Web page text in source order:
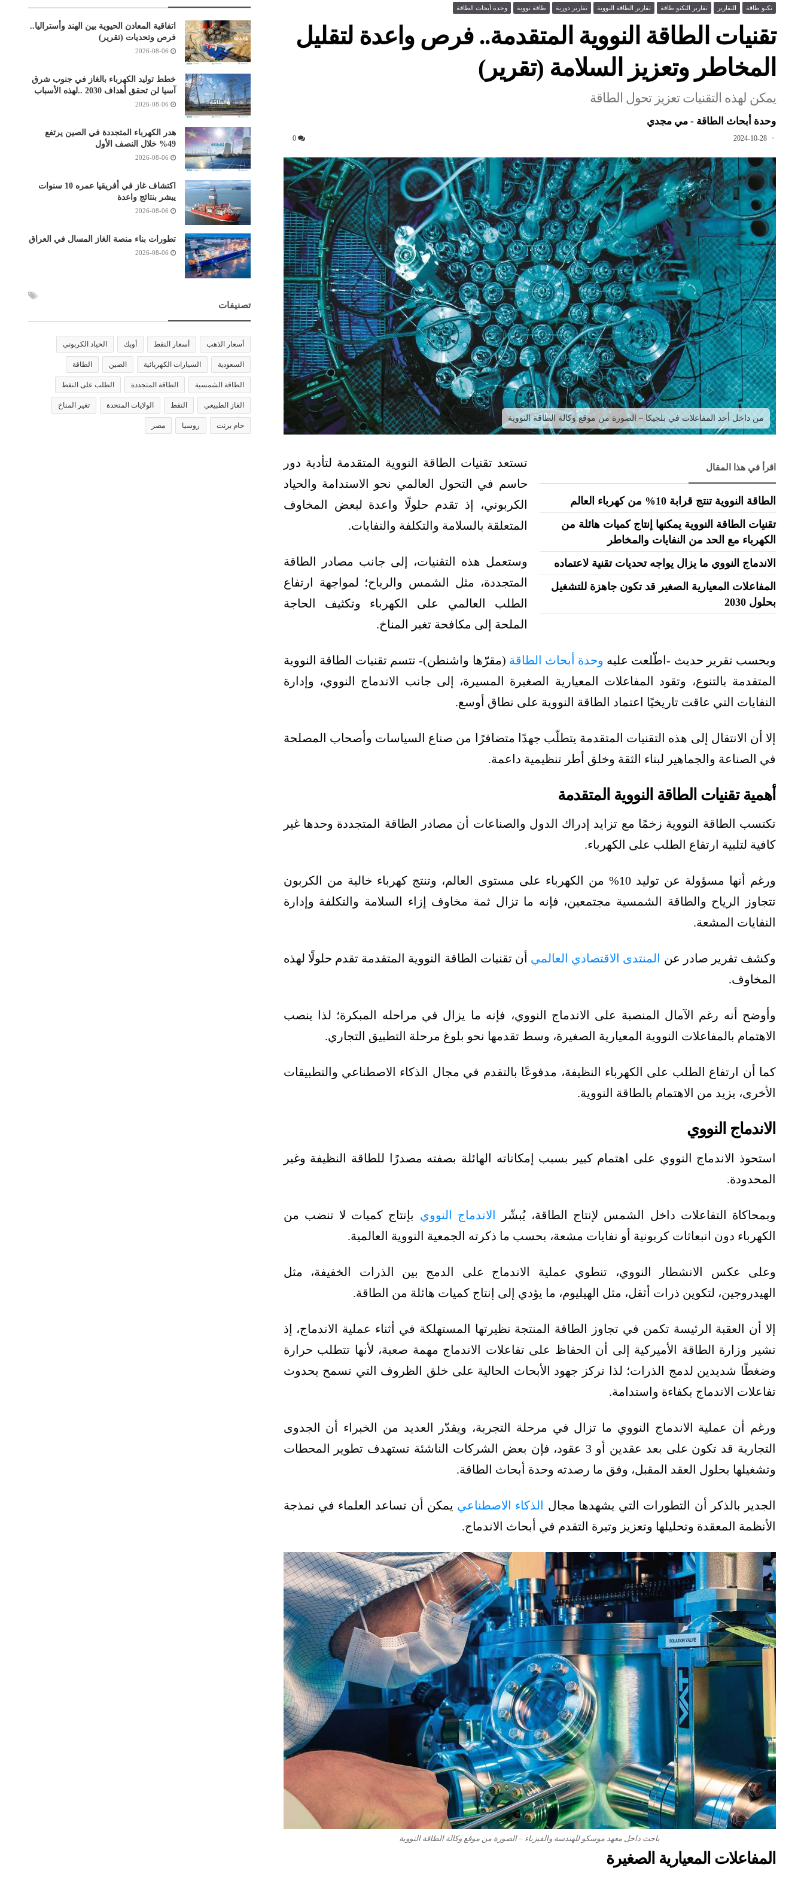
تكنو طاقة التقارير تقارير التكنو طاقة تقارير الطاقة النووية تقارير دورية طاقة نووية وحدة أبحاث الطاقة
تقنيات الطاقة النووية المتقدمة.. فرص واعدة لتقليل
المخاطر وتعزيز السلامة (تقرير)
يمكن لهذه التقنيات تعزيز تحول الطاقة
وحدة أبحاث الطاقة - مي مجدي
2024-10-28
0
من داخل أحد المفاعلات في بلجيكا – الصورة من موقع وكالة الطاقة النووية
اقرأ في هذا المقال
الطاقة النووية تنتج قرابة 10% من كهرباء العالم
تقنيات الطاقة النووية يمكنها إنتاج كميات هائلة من
الكهرباء مع الحد من النفايات والمخاطر
الاندماج النووي ما يزال يواجه تحديات تقنية لاعتماده
المفاعلات المعيارية الصغير قد تكون جاهزة للتشغيل
بحلول 2030
تستعد تقنيات الطاقة النووية المتقدمة لتأدية دور
حاسم في التحول العالمي نحو الاستدامة والحياد
الكربوني، إذ تقدم حلولًا واعدة لبعض المخاوف
المتعلقة بالسلامة والتكلفة والنفايات.
وستعمل هذه التقنيات، إلى جانب مصادر الطاقة
المتجددة، مثل الشمس والرياح؛ لمواجهة ارتفاع
الطلب العالمي على الكهرباء وتكثيف الحاجة
الملحة إلى مكافحة تغير المناخ.
وبحسب تقرير حديث -اطّلعت عليه وحدة أبحاث الطاقة (مقرّها واشنطن)- تتسم تقنيات الطاقة النووية
المتقدمة بالتنوع، وتقود المفاعلات المعيارية الصغيرة المسيرة، إلى جانب الاندماج النووي، وإدارة
النفايات التي عاقت تاريخيًا اعتماد الطاقة النووية على نطاق أوسع.
إلا أن الانتقال إلى هذه التقنيات المتقدمة يتطلّب جهدًا متضافرًا من صناع السياسات وأصحاب المصلحة
في الصناعة والجماهير لبناء الثقة وخلق أطر تنظيمية داعمة.
أهمية تقنيات الطاقة النووية المتقدمة
تكتسب الطاقة النووية زخمًا مع تزايد إدراك الدول والصناعات أن مصادر الطاقة المتجددة وحدها غير
كافية لتلبية ارتفاع الطلب على الكهرباء.
ورغم أنها مسؤولة عن توليد 10% من الكهرباء على مستوى العالم، وتنتج كهرباء خالية من الكربون
تتجاوز الرياح والطاقة الشمسية مجتمعين، فإنه ما تزال ثمة مخاوف إزاء السلامة والتكلفة وإدارة
النفايات المشعة.
وكشف تقرير صادر عن المنتدى الاقتصادي العالمي أن تقنيات الطاقة النووية المتقدمة تقدم حلولًا لهذه
المخاوف.
وأوضح أنه رغم الآمال المنصبة على الاندماج النووي، فإنه ما يزال في مراحله المبكرة؛ لذا ينصب
الاهتمام بالمفاعلات النووية المعيارية الصغيرة، وسط تقدمها نحو بلوغ مرحلة التطبيق التجاري.
كما أن ارتفاع الطلب على الكهرباء النظيفة، مدفوعًا بالتقدم في مجال الذكاء الاصطناعي والتطبيقات
الأخرى، يزيد من الاهتمام بالطاقة النووية.
الاندماج النووي
استحوذ الاندماج النووي على اهتمام كبير بسبب إمكاناته الهائلة بصفته مصدرًا للطاقة النظيفة وغير
المحدودة.
وبمحاكاة التفاعلات داخل الشمس لإنتاج الطاقة، يُبشّر الاندماج النووي بإنتاج كميات لا تنضب من
الكهرباء دون انبعاثات كربونية أو نفايات مشعة، بحسب ما ذكرته الجمعية النووية العالمية.
وعلى عكس الانشطار النووي، تنطوي عملية الاندماج على الدمج بين الذرات الخفيفة، مثل
الهيدروجين، لتكوين ذرات أثقل، مثل الهيليوم، ما يؤدي إلى إنتاج كميات هائلة من الطاقة.
إلا أن العقبة الرئيسة تكمن في تجاوز الطاقة المنتجة نظيرتها المستهلكة في أثناء عملية الاندماج، إذ
تشير وزارة الطاقة الأميركية إلى أن الحفاظ على تفاعلات الاندماج مهمة صعبة، لأنها تتطلب حرارة
وضغطًا شديدين لدمج الذرات؛ لذا تركز جهود الأبحاث الحالية على خلق الظروف التي تسمح بحدوث
تفاعلات الاندماج بكفاءة واستدامة.
ورغم أن عملية الاندماج النووي ما تزال في مرحلة التجربة، ويقدّر العديد من الخبراء أن الجدوى
التجارية قد تكون على بعد عقدين أو 3 عقود، فإن بعض الشركات الناشئة تستهدف تطوير المحطات
وتشغيلها بحلول العقد المقبل، وفق ما رصدته وحدة أبحاث الطاقة.
الجدير بالذكر أن التطورات التي يشهدها مجال الذكاء الاصطناعي يمكن أن تساعد العلماء في نمذجة
الأنظمة المعقدة وتحليلها وتعزيز وتيرة التقدم في أبحاث الاندماج.
باحث داخل معهد موسكو للهندسة والفيزياء – الصورة من موقع وكالة الطاقة النووية
المفاعلات المعيارية الصغيرة
اتفاقية المعادن الحيوية بين الهند وأستراليا..
فرص وتحديات (تقرير)
2026-08-06
خطط توليد الكهرباء بالغاز في جنوب شرق
آسيا لن تحقق أهداف 2030 ..لهذه الأسباب
2026-08-06
هدر الكهرباء المتجددة في الصين يرتفع
49% خلال النصف الأول
2026-08-06
اكتشاف غاز في أفريقيا عمره 10 سنوات
يبشر بنتائج واعدة
2026-08-06
تطورات بناء منصة الغاز المسال في العراق
2026-08-06
تصنيفات
أسعار الذهب أسعار النفط أوبك الحياد الكربوني
السعودية السيارات الكهربائية الصين الطاقة
الطاقة الشمسية الطاقة المتجددة الطلب على النفط
الغاز الطبيعي النفط الولايات المتحدة تغير المناخ
خام برنت روسيا مصر